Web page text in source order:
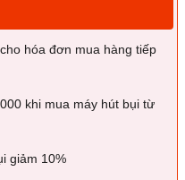
hóa đơn mua hàng tiếp
khi mua máy hút bụi từ
giảm 10%